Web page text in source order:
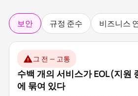
보안 규정 준수 비즈니스
그 전 — 고통
수백 개의 서비스가 EOL(지원
에 묶여 있다